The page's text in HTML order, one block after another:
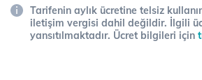
Tarifenin aylık ücretine telsiz
iletişim vergisi dahil değildir. İlgili
yansıtılmaktadır. Ücret bilgileri için